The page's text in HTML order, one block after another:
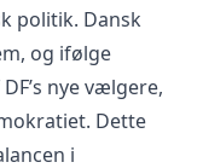
politik. Dansk
og ifølge
nye vælgere,
Dette
i